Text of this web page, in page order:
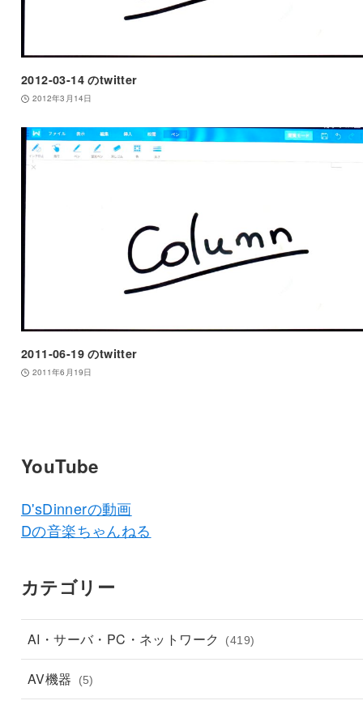
2012-03-14 のtwitter
2012年3月14日
2011-06-19 のtwitter
2011年6月19日
YouTube
D'sDinnerの動画
Dの音楽ちゃんねる
カテゴリー
AI・サーバ・PC・ネットワーク (419)
AV機器 (5)